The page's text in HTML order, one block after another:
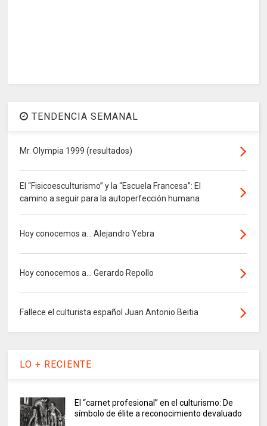
TENDENCIA SEMANAL
Mr. Olympia 1999 (resultados)
El “Fisicoesculturismo” y la “Escuela Francesa”: El
camino a seguir para la autoperfección humana
Hoy conocemos a... Alejandro Yebra
Hoy conocemos a... Gerardo Repollo
Fallece el culturista español Juan Antonio Beitia
LO + RECIENTE
El “carnet profesional” en el culturismo: De
símbolo de élite a reconocimiento devaluado